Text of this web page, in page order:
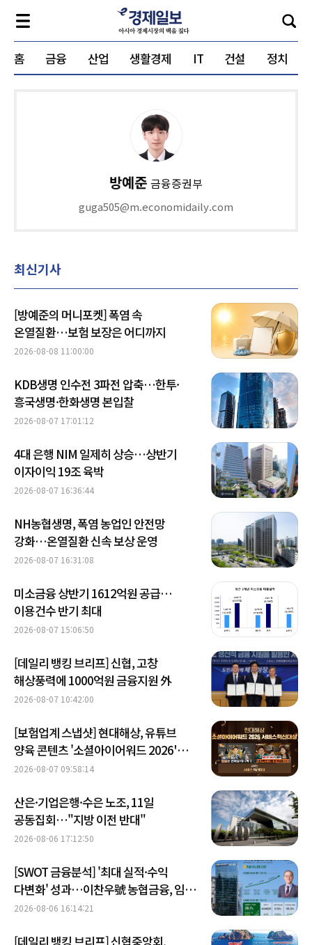
홈 금융 산업 생활경제 IT 건설 정치
방예준 금융증권부
guga505@m.economidaily.com
최신기사
[방예준의 머니포켓] 폭염 속
온열질환…보험 보장은 어디까지
2026-08-08 11:00:00
KDB생명 인수전 3파전 압축…한투·
흥국생명·한화생명 본입찰
2026-08-07 17:01:12
4대 은행 NIM 일제히 상승…상반기
이자이익 19조 육박
2026-08-07 16:36:44
NH농협생명, 폭염 농업인 안전망
강화…온열질환 신속 보상 운영
2026-08-07 16:31:08
미소금융 상반기 1612억원 공급…
이용건수 반기 최대
2026-08-07 15:06:50
[데일리 뱅킹 브리프] 신협, 고창
해상풍력에 1000억원 금융지원 外
2026-08-07 10:42:00
[보험업계 스냅샷] 현대해상, 유튜브
양육 콘텐츠 '소셜아이어워드 2026'
대상 수상 外
2026-08-07 09:58:14
산은·기업은행·수은 노조, 11일
공동집회…"지방 이전 반대"
2026-08-06 17:12:50
[SWOT 금융분석] '최대 실적·수익
다변화' 성과…이찬우號 농협금융, 임기
말년 성장 박차
2026-08-06 16:14:21
[데일리 뱅킹 브리프] 신협중앙회,